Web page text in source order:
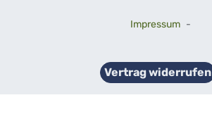
Impressum -
Vertrag widerrufen